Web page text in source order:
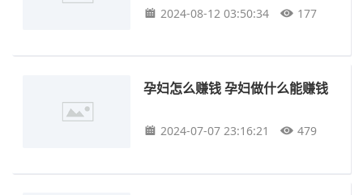
2024-08-12 03:50:34 177
孕妇怎么赚钱 孕妇做什么能赚钱
2024-07-07 23:16:21 479